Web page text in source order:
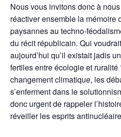
Nous vous invitons donc à
réactiver ensemble la mémoire
paysannes au techno-
du récit républicain. Qui
aujourd’hui qu’il existait jadis
fertiles entre écologie et ruralité
changement climatique, les
s’enferment dans le
donc urgent de rappeler
réveiller les esprits